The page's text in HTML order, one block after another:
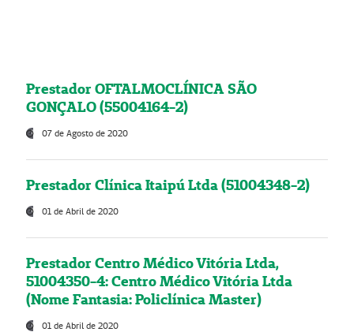
Prestador OFTALMOCLÍNICA SÃO
GONÇALO (55004164-2)
07 de Agosto de 2020
Prestador Clínica Itaipú Ltda (51004348-2)
01 de Abril de 2020
Prestador Centro Médico Vitória Ltda,
51004350-4: Centro Médico Vitória Ltda
(Nome Fantasia: Policlínica Master)
01 de Abril de 2020